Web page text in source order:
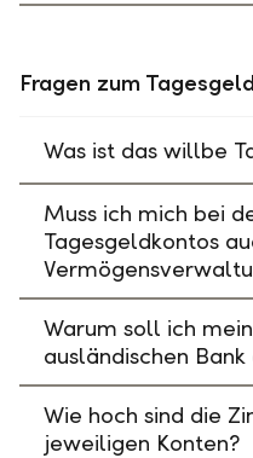
Fragen zum
Was ist das willbe
Muss ich mich bei
Tagesgeldkontos
Warum soll ich
ausländischen
Wie hoch sind die
jeweiligen Konten?